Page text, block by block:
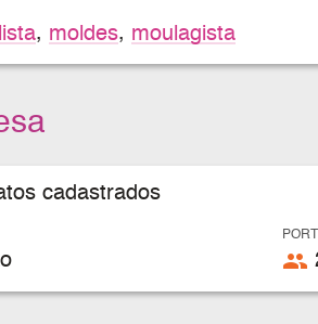
, moldes, moulagista
cadastrados
people